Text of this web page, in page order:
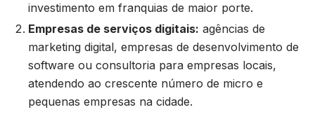
investimento em franquias de maior porte.
Empresas de serviços digitais: agências de
marketing digital, empresas de desenvolvimento de
software ou consultoria para empresas locais,
atendendo ao crescente número de micro e
pequenas empresas na cidade.